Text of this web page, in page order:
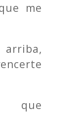
me
arriba,
que